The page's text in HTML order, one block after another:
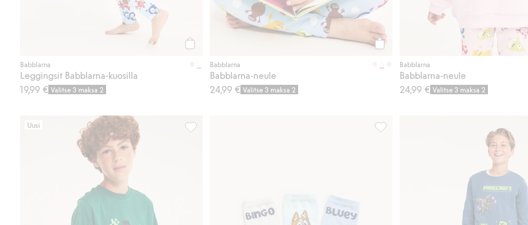
Babblarna
Leggingsit Babblarna-kuosilla
19,99 € Valitse 3 maksa 2
Babblarna
Babblarna-neule
24,99 € Valitse 3 maksa 2
Babblarna
Babblarna-neule
24,99 € Valitse 3 maksa 2
Uusi
3 parin pakkaus Bluey-sukkia, Lisää